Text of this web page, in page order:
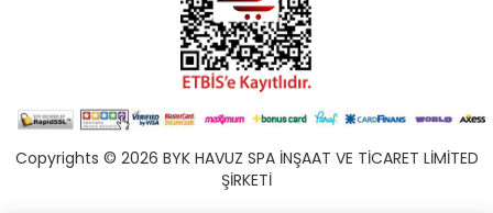
Copyrights © 2026 BYK HAVUZ SPA İNŞAAT VE TİCARET LİMİTED
ŞİRKETİ